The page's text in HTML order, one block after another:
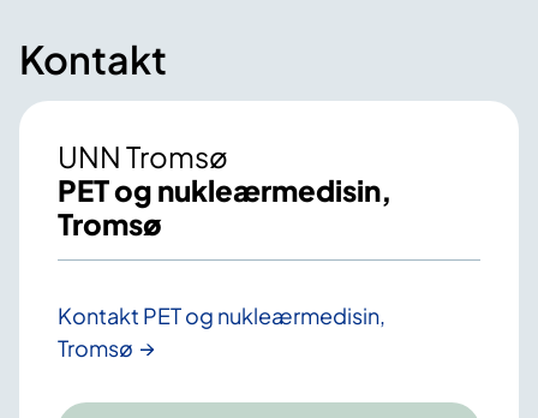
Kontakt
UNN Tromsø
PET og nukleærmedisin,
Tromsø
Kontakt PET og nukleærmedisin,
Tromsø